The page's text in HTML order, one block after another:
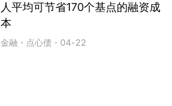
人平均可节省170个基点的融资成
本
金融 ・ 点心债 ・ 04-22